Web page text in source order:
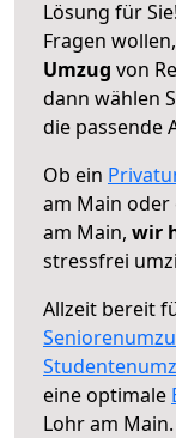
Lösung für
Fragen wollen,
Umzug von
dann wählen
die passende
Ob ein
am Main
am Main, wir
stressfrei
Allzeit bereit
eine optimale
Lohr am Main.